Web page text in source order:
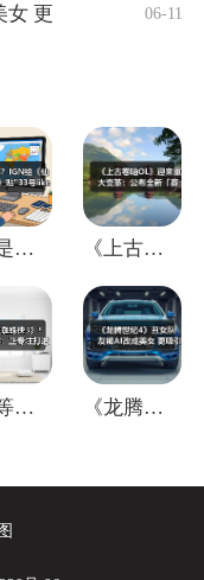
女 更 06-11
是好是坏？IGN给《仙剑4重制》贴"33 《上古卷轴OL》迎来重大变革：公布全新「
先别等《蜘蛛侠3》！失眠组称：正专注打造 《龙腾世纪4》丑女队友被AI改成美女 更